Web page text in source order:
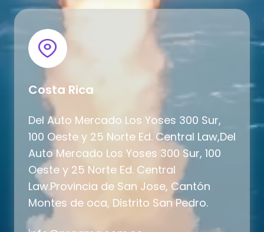
Costa Rica
Del Auto Mercado Los Yoses 300 Sur,
100 Oeste y 25 Norte Ed. Central Law,Del
Auto Mercado Los Yoses 300 Sur, 100
Oeste y 25 Norte Ed. Central
Law.Provincia de San Jose, Cantón
Montes de oca, Distrito SanPedro.